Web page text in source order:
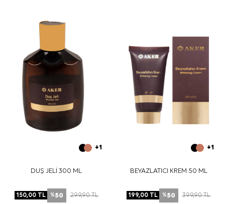
+1
DUŞ JELİ 300 ML
150,00TL %50 299,90TL
+1
BEYAZLATICI KREM 50 ML
199,00 TL %50 399,90TL